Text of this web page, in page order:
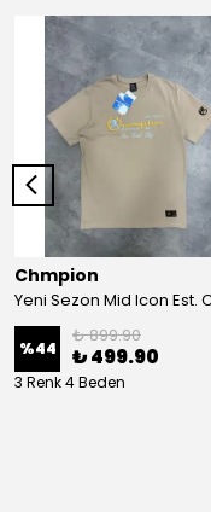
Chmpion
%44
₺ 899.90
₺ 499.90
3 Renk 4 Beden